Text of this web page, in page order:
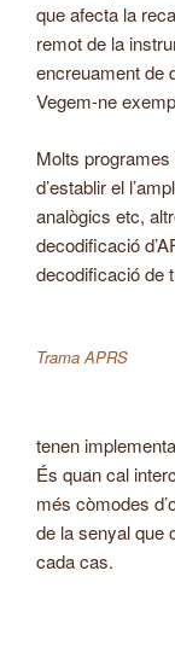
que afecta la
remot de la
encreuament de
Vegem-ne
Molts
d’establir el
analògics etc,
decodificació
decodificació de
Trama APRS
tenen
És quan cal
més còmodes
de la senyal que
cada cas.